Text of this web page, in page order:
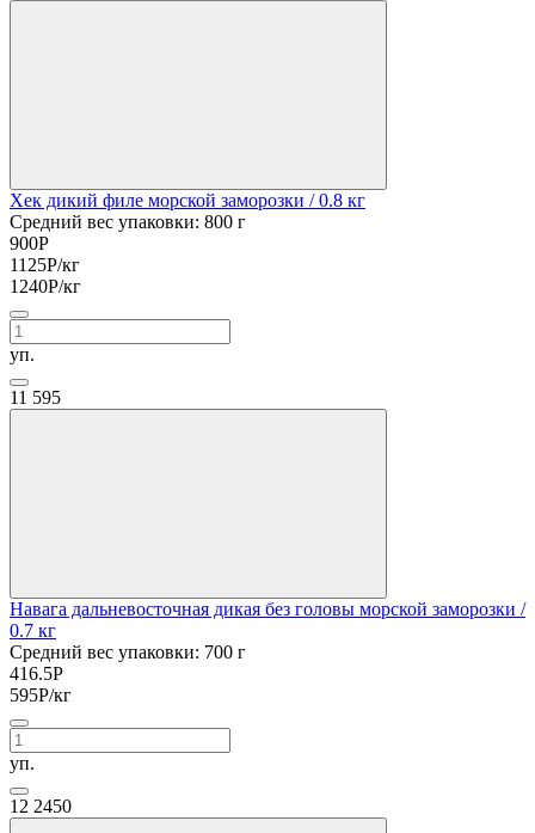
Хек дикий филе морской заморозки / 0.8 кг
Средний вес упаковки: 800 г
900Р
1125Р/кг
1240Р/кг
уп.
11 595
Навага дальневосточная дикая без головы морской заморозки /
0.7 кг
Средний вес упаковки: 700 г
416.5Р
595Р/кг
уп.
12 2450